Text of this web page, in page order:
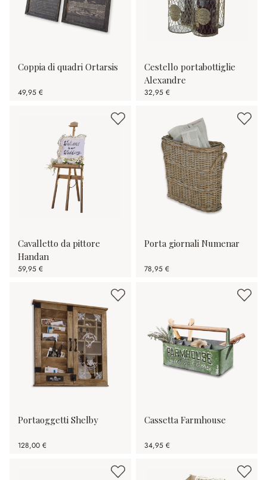
Coppia di quadri Ortarsis
49,95 €
Cestello portabottiglie
Alexandre
32,95 €
Cavalletto da pittore
Handan
59,95 €
Porta giornali Numenar
78,95 €
Portaoggetti Shelby
128,00 €
Cassetta Farmhouse
34,95 €